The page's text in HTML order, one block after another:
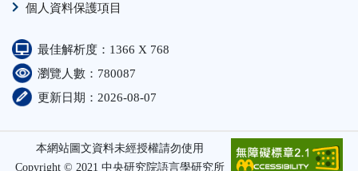
個人資料保護項目
最佳解析度：1366 X 768
瀏覽人數：780087
更新日期：2026-08-07
本網站圖文資料未經授權請勿使用
Copyright © 2021 中央研究院語言學研究所